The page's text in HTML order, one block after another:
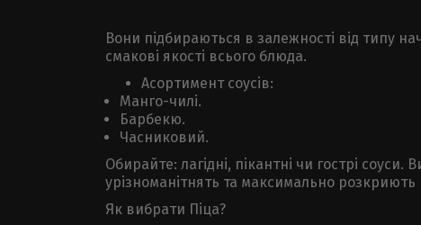
Вони підбираються в залежності від типу
смакові якості всього блюда.
Асортимент соусів:
Манго-чилі.
Барбекю.
Часниковий.
Обирайте: лагідні, пікантні чи гострі
урізноманітнять та максимально розкриють
Як вибрати Піца?